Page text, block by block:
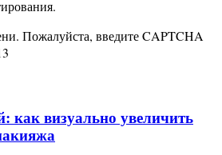
Пожалуйста, введите CAPTCHA
как визуально увеличить